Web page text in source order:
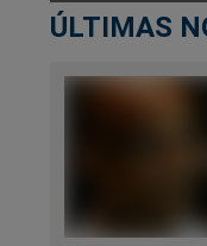
ÚLTIMAS